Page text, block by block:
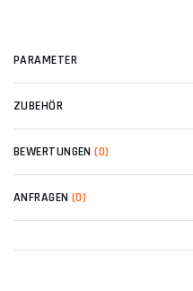
PARAMETER
ZUBEHÖR
BEWERTUNGEN(0)
ANFRAGEN (0)